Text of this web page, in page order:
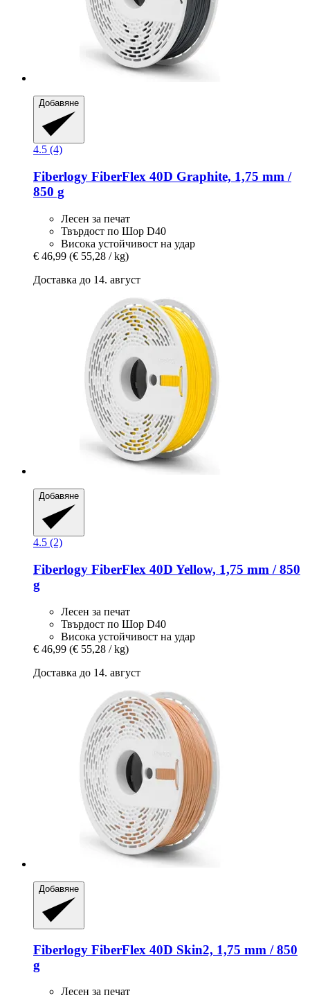
Добавяне
4.5 (4)
Fiberlogy FiberFlex 40D Graphite, 1,75 mm /
850 g
Лесен за печат
Твърдост по Шор D40
Висока устойчивост на удар
€ 46,99 (€ 55,28 / kg)
Доставка до 14. август
Добавяне
4.5 (2)
Fiberlogy FiberFlex 40D Yellow, 1,75 mm / 850
g
Лесен за печат
Твърдост по Шор D40
Висока устойчивост на удар
€ 46,99 (€ 55,28 / kg)
Доставка до 14. август
Добавяне
Fiberlogy FiberFlex 40D Skin2, 1,75 mm / 850
g
Лесен за печат